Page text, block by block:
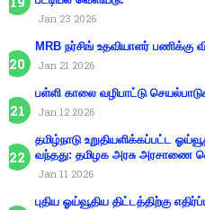
Jan 23 2026
MRB நர்சிங் உதவியாளர்
Jan 21 2026
பள்ளி காலை வழிபாட்டு
Jan 12 2026
தமிழ்நாடு உறுதியளிக்கப்பட்ட
வந்தது: தமிழக அரசு அரசாணை
Jan 11 2026
புதிய ஓய்வூதிய திட்டத்திற்கு